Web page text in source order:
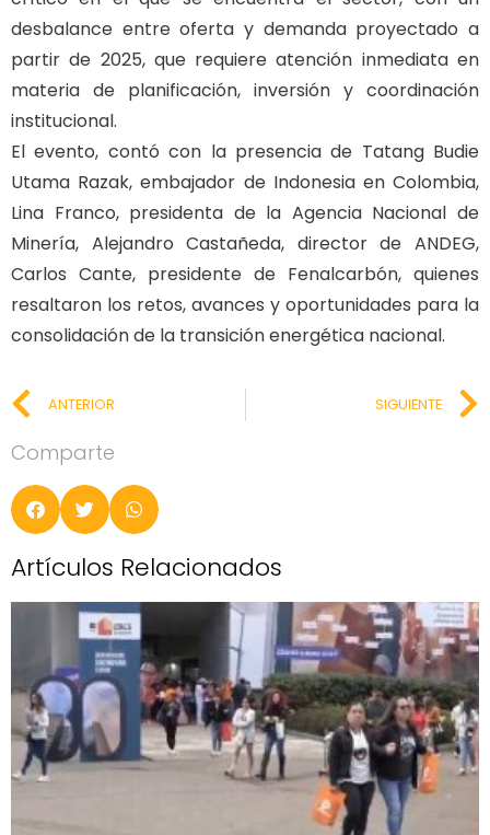
desbalance entre oferta y demanda proyectado a
partir de 2025, que requiere atención inmediata en
materia de planificación, inversión y coordinación
institucional.
El evento, contó con la presencia de Tatang Budie
Utama Razak, embajador de Indonesia en Colombia,
Lina Franco, presidenta de la Agencia Nacional de
Minería, Alejandro Castañeda, director de ANDEG,
Carlos Cante, presidente de Fenalcarbón, quienes
resaltaron los retos, avances y oportunidades para la
consolidación de la transición energética nacional.
ANTERIOR SIGUIENTE
Comparte
Artículos Relacionados